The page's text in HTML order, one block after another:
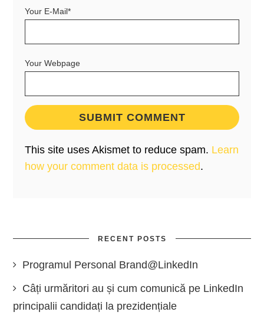
Your E-Mail*
Your Webpage
This site uses Akismet to reduce spam. Learn
how your comment data is processed.
RECENT POSTS
Programul Personal Brand@LinkedIn
Câți urmăritori au și cum comunică pe LinkedIn
principalii candidați la prezidențiale